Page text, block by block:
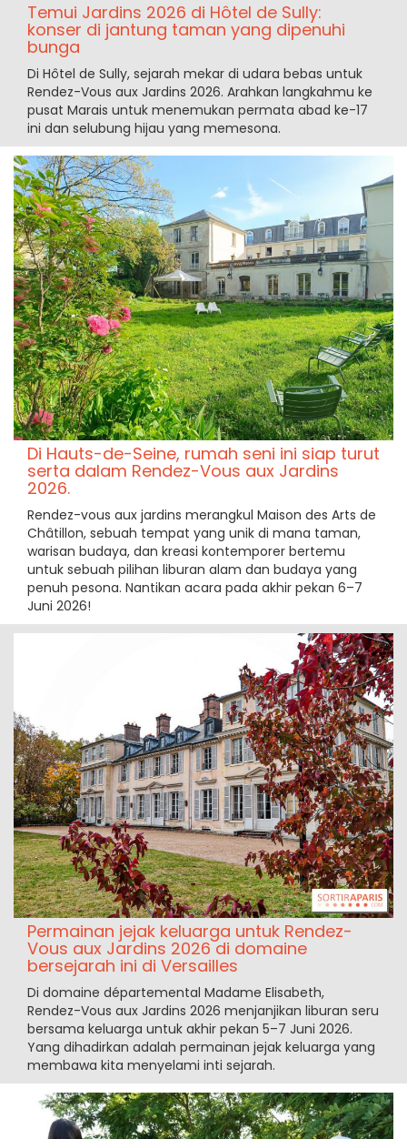
Temui Jardins 2026 di Hôtel de Sully:
konser di jantung taman yang dipenuhi
bunga
Di Hôtel de Sully, sejarah mekar di udara bebas untuk
Rendez-Vous aux Jardins 2026. Arahkan langkahmu ke
pusat Marais untuk menemukan permata abad ke-17
ini dan selubung hijau yang memesona.
Di Hauts-de-Seine, rumah seni ini siap turut
serta dalam Rendez-Vous aux Jardins
2026.
Rendez-vous aux jardins merangkul Maison des Arts de
Châtillon, sebuah tempat yang unik di mana taman,
warisan budaya, dan kreasi kontemporer bertemu
untuk sebuah pilihan liburan alam dan budaya yang
penuh pesona. Nantikan acara pada akhir pekan 6–7
Juni 2026!
Permainan jejak keluarga untuk Rendez-
Vous aux Jardins 2026 di domaine
bersejarah ini di Versailles
Di domaine départemental Madame Elisabeth,
Rendez-Vous aux Jardins 2026 menjanjikan liburan seru
bersama keluarga untuk akhir pekan 5–7 Juni 2026.
Yang dihadirkan adalah permainan jejak keluarga yang
membawa kita menyelami inti sejarah.